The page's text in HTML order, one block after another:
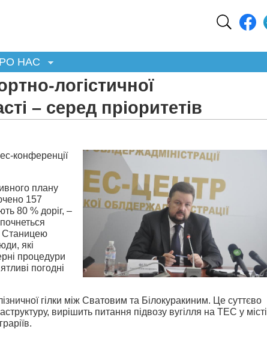
НАС
логістичної
– серед пріоритетів
конференції
плану
157
80 % доріг, –
Станицею
які
процедури
погодні
гілки між Сватовим та Білокуракиним. Це суттєво
вирішить питання підвозу вугілля на ТЕС у місті